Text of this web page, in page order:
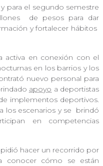
para el segundo semestre
de pesos para dar
y fortalecer hábitos
activa en conexión con el
en los barrios y los
nuevo personal para
apoyo a deportistas
implementos deportivos.
los escenarios y se
brindó
en competencias
hacer un recorrido por
conocer cómo se están